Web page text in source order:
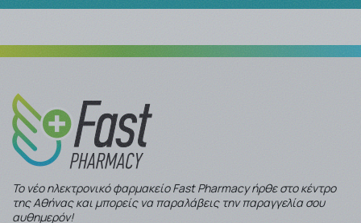
Το νέο ηλεκτρονικό φαρμακείο Fast Pharmacy ήρθε στο κέντρο
της Αθήνας και μπορείς να παραλάβεις την παραγγελία σου
αυθημερόν!